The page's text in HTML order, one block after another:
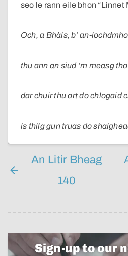
seo le rann eile bhon “Linnet
Och, a Bhàis, b’ an-
thu ann an siud ’m measg
dar chuir thu ort do chlogaid
is thilg gun truas do
An Litir Bheag
140
Sign-up to our